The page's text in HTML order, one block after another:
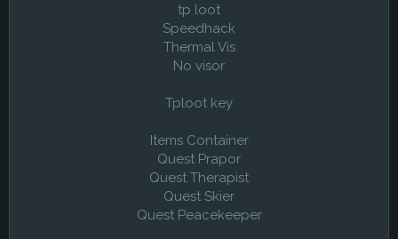
tp loot
Speedhack
Thermal Vis
No visor
Tploot key
Items Container
Quest Prapor
Quest Therapist
Quest Skier
Quest Peacekeeper